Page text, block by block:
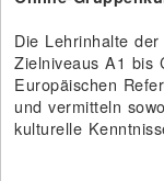
Die Lehrinhalte
Zielniveaus A1 bis
Europäischen
und vermitteln
kulturelle